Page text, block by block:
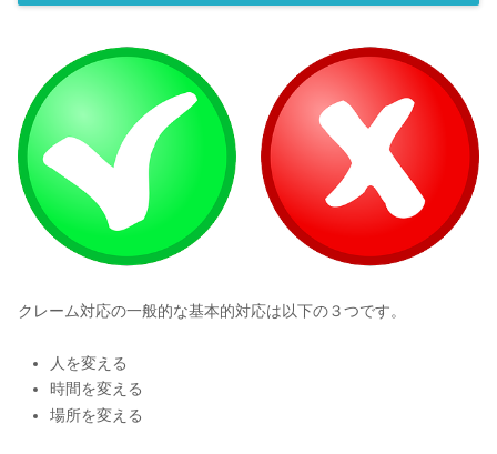
クレーム対応の一般的な基本的対応は以下の３つです。
人を変える
時間を変える
場所を変える